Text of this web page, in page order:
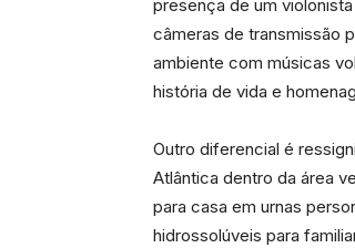
presença de um
câmeras de transmissão
ambiente com músicas
história de vida e
Outro diferencial é
Atlântica dentro da área
para casa em urnas
hidrossolúveis para